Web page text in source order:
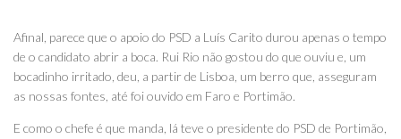
Afinal, parece que o apoio do PSD a Luís Carito durou apenas o tempo
de o candidato abrir a boca. Rui Rio não gostou do que ouviu e, um
bocadinho irritado, deu, a partir de Lisboa, um berro que, asseguram
as nossas fontes, até foi ouvido em Faro e Portimão.
E como o chefe é que manda, lá teve o presidente do PSD de Portimão,